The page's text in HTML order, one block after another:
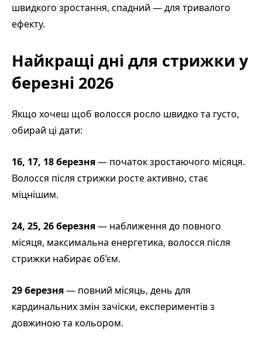
швидкого зростання, спадний — для тривалого
ефекту.
Найкращі дні для стрижки у
березні 2026
Якщо хочеш щоб волосся росло швидко та густо,
обирай ці дати:
16, 17, 18 березня— початок зростаючого місяця.
Волосся після стрижки росте активно, стає
міцнішим.
24, 25, 26 березня— наближення до повного
місяця, максимальна енергетика, волосся після
стрижки набирає об’єм.
29 березня— повний місяць, день для
кардинальних змін зачіски, експериментів з
довжиною та кольором.